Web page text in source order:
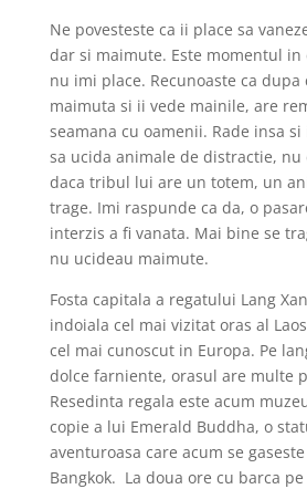
Ne povesteste ca ii place sa
dar si maimute. Este momentul in
nu imi place. Recunoaste ca dupa
maimuta si ii vede mainile, are
seamana cu oamenii. Rade insa
sa ucida animale de distractie,
daca tribul lui are un totem, un
trage. Imi raspunde ca da, o
interzis a fi vanata. Mai bine se
nu ucideau maimute.
Fosta capitala a regatului Lang
indoiala cel mai vizitat oras al
cel mai cunoscut in Europa. Pe
dolce farniente, orasul are multe
Resedinta regala este acum
copie a lui Emerald Buddha, o
aventuroasa care acum se
Bangkok. La doua ore cu barca pe